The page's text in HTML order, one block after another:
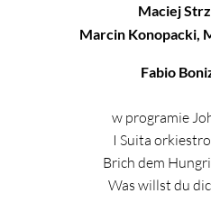
Maciej
Marcin Konopacki,
Fabio
w programie
I Suita
Brich dem
Was willst du